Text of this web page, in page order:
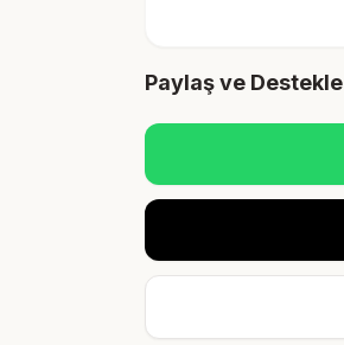
Paylaş ve Destekle